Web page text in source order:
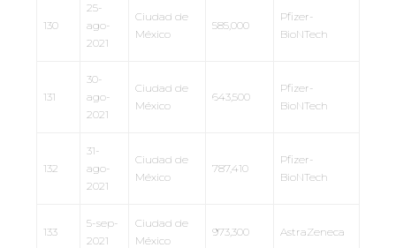
130
25-
ago-
2021
Ciudad de
México
585,000
Pfizer-
BioNTech
131
30-
ago-
2021
Ciudad de
México
643,500
Pfizer-
BioNTech
132
31-
ago-
2021
Ciudad de
México
787,410
Pfizer-
BioNTech
133
5-sep-
2021
Ciudad de
México
973,300 AstraZeneca